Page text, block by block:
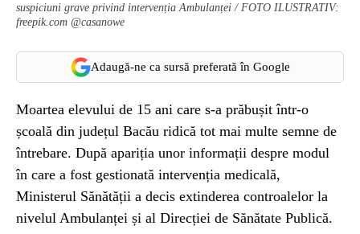
suspiciuni grave privind intervenția Ambulanței / FOTO ILUSTRATIV:
freepik.com @casanowe
Adaugă-ne ca sursă preferată în Google
Moartea elevului de 15 ani care s-a prăbușit într-o
școală din județul Bacău ridică tot mai multe semne de
întrebare. După apariția unor informații despre modul
în care a fost gestionată intervenția medicală,
Ministerul Sănătății a decis extinderea controalelor la
nivelul Ambulanței și al Direcției de Sănătate Publică.